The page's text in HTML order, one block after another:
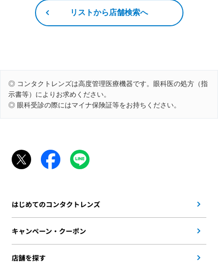
リストから店舗検索へ
◎ コンタクトレンズは高度管理医療機器です。眼科医の処方（指
示書等）によりお求めください。
◎ 眼科受診の際にはマイナ保険証等をお持ちください。
はじめてのコンタクトレンズ
キャンペーン・クーポン
店舗を探す